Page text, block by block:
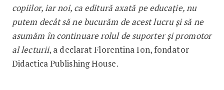
copiilor, iar noi, ca editură axată pe educație, nu
putem decât să ne bucurăm de acest lucru și să ne
asumăm în continuare rolul de suporter și promotor
al lecturii, a declarat Florentina Ion, fondator
Didactica Publishing House.